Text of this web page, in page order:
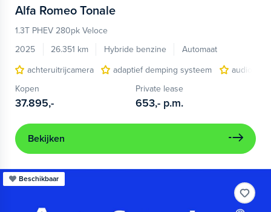
Alfa Romeo Tonale
1.3T PHEV 280pk Veloce
2025
26.351 km Hybride benzine
Automaat
achteruitrijcamera
adaptief demping systeem
audio
Kopen
37.895,-
Private lease
653,- p.m.
Bekijken
Beschikbaar